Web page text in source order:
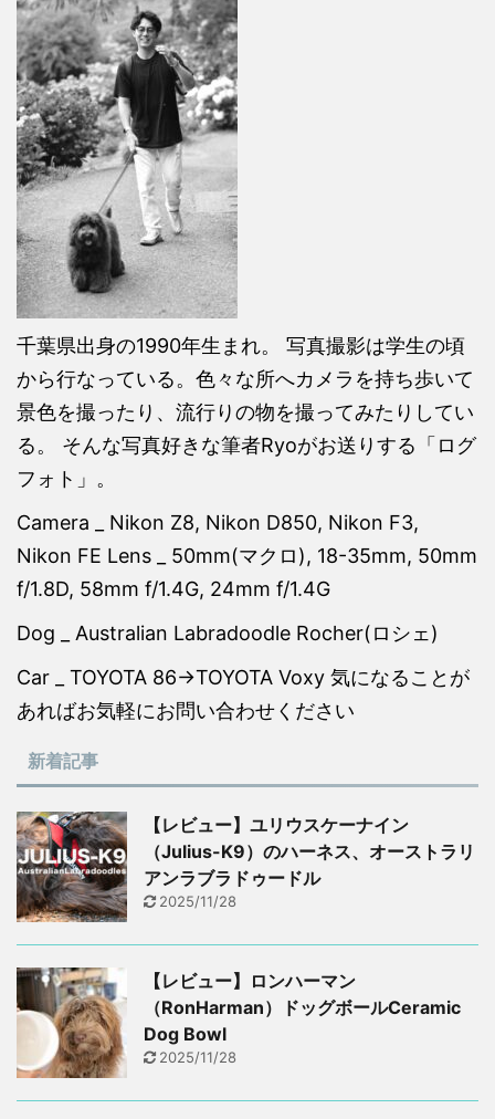
千葉県出身の1990年生まれ。 写真撮影は学生の頃
から行なっている。色々な所へカメラを持ち歩いて
景色を撮ったり、流行りの物を撮ってみたりしてい
る。 そんな写真好きな筆者Ryoがお送りする「ログ
フォト」。
Camera _ Nikon Z8, Nikon D850, Nikon F3,
Nikon FE Lens _ 50mm(マクロ), 18-35mm, 50mm
f/1.8D, 58mm f/1.4G, 24mm f/1.4G
Dog _ Australian Labradoodle Rocher(ロシェ)
Car _ TOYOTA 86→TOYOTA Voxy 気になることが
あればお気軽にお問い合わせください
新着記事
【レビュー】ユリウスケーナイン
（Julius-K9）のハーネス、オーストラリ
アンラブラドゥードル
2025/11/28
【レビュー】ロンハーマン
（RonHarman）ドッグボールCeramic
Dog Bowl
2025/11/28